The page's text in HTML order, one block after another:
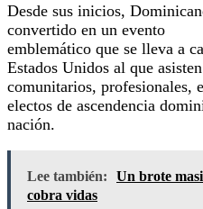
Desde sus inicios,
convertido en un evento
emblemático que se lleva a
Estados Unidos al que
comunitarios, profesionales,
electos de ascendencia
nación.
Lee también:
Un brote
cobra vidas